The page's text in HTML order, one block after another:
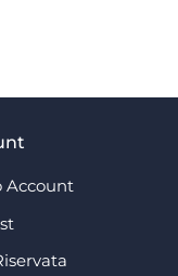
Account